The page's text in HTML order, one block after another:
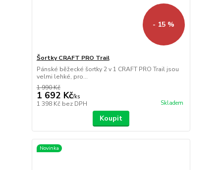
- 15 %
Šortky CRAFT PRO Trail
Pánské běžecké šortky 2 v 1 CRAFT PRO Trail jsou
velmi lehké, pro...
1 990 Kč
1 692 Kč/ks
1 398 Kč bez DPH Skladem
Koupit
Novinka